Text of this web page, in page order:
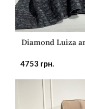
Diamond Luiza
4753 грн.